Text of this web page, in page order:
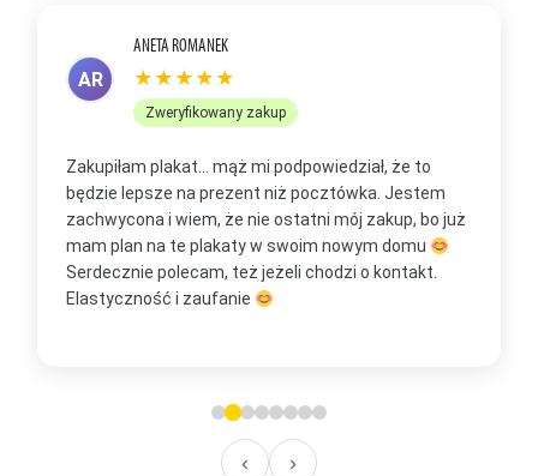
AR
ANETA ROMANEK
★★★★★
Zweryfikowany zakup
Zakupiłam plakat... mąż mi podpowiedział, że to
będzie lepsze na prezent niż pocztówka. Jestem
zachwycona i wiem, że nie ostatni mój zakup, bo już
mam plan na te plakaty w swoim nowym domu
Serdecznie polecam, też jeżeli chodzi o kontakt.
Elastyczność i zaufanie
‹ ›